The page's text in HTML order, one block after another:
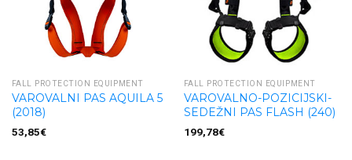
FALL PROTECTION EQUIPMENT
VAROVALNI PAS AQUILA 5
(2018)
53,85€
FALL PROTECTION EQUIPMENT
VAROVALNO-POZICIJSKI-
SEDEŽNI PAS FLASH (240)
199,78€